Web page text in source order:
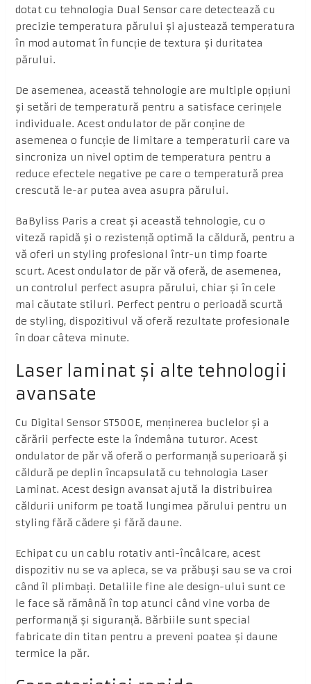
dotat cu tehnologia Dual Sensor care detectează cu
precizie temperatura părului și ajustează temperatura
în mod automat în funcție de textura și duritatea
părului.
De asemenea, această tehnologie are multiple opțiuni
și setări de temperatură pentru a satisface cerințele
individuale. Acest ondulator de păr conține de
asemenea o funcție de limitare a temperaturii care va
sincroniza un nivel optim de temperatura pentru a
reduce efectele negative pe care o temperatură prea
crescută le-ar putea avea asupra părului.
BaByliss Paris a creat și această tehnologie, cu o
viteză rapidă și o rezistență optimă la căldură, pentru a
vă oferi un styling profesional într-un timp foarte
scurt. Acest ondulator de păr vă oferă, de asemenea,
un controlul perfect asupra părului, chiar și în cele
mai căutate stiluri. Perfect pentru o perioadă scurtă
de styling, dispozitivul vă oferă rezultate profesionale
în doar câteva minute.
Laser laminat și alte tehnologii
avansate
Cu Digital Sensor ST500E, menținerea buclelor și a
cărării perfecte este la îndemâna tuturor. Acest
ondulator de păr vă oferă o performanță superioară și
căldură pe deplin încapsulată cu tehnologia Laser
Laminat. Acest design avansat ajută la distribuirea
căldurii uniform pe toată lungimea părului pentru un
styling fără cădere și fără daune.
Echipat cu un cablu rotativ anti-încâlcare, acest
dispozitiv nu se va apleca, se va prăbuși sau se va croi
când îl plimbați. Detaliile fine ale design-ului sunt ce
le face să rămână în top atunci când vine vorba de
performanță și siguranță. Bărbiile sunt special
fabricate din titan pentru a preveni poatea și daune
termice la păr.